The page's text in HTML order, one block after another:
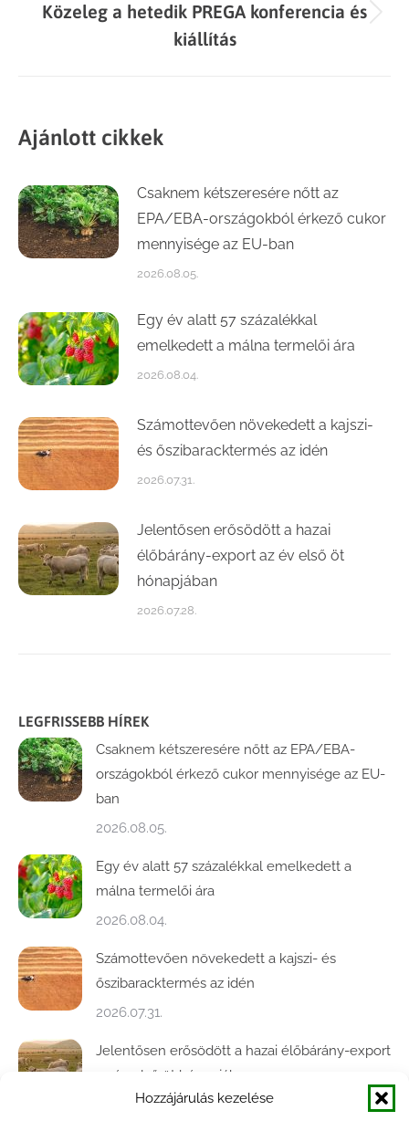
Hozzájárulás kezelése
Next
post:
Közeleg a hetedik PREGA konferencia és
kiállítás
Ajánlott cikkek
Csaknem kétszeresére nőtt az
EPA/EBA-országokból érkező cukor
mennyisége az EU-ban
2026.08.05.
Egy év alatt 57 százalékkal
emelkedett a málna termelői ára
2026.08.04.
Számottevően növekedett a kajszi-
és őszibaracktermés az idén
2026.07.31.
Jelentősen erősödött a hazai
élőbárány-export az év első öt
hónapjában
2026.07.28.
LEGFRISSEBB HÍREK
Csaknem kétszeresére nőtt az EPA/EBA-
országokból érkező cukor mennyisége az EU-
ban
2026.08.05.
Egy év alatt 57 százalékkal emelkedett a
málna termelői ára
2026.08.04.
Számottevően növekedett a kajszi- és
őszibaracktermés az idén
2026.07.31.
Jelentősen erősödött a hazai élőbárány-export
az év első öt hónapjában
2026.07.28.